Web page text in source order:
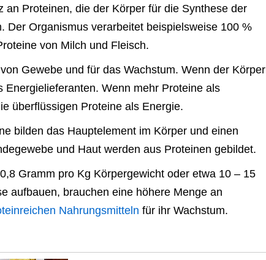
Proteinen, die der Körper für die Synthese der
Der Organismus verarbeitet beispielsweise 100 %
von Milch und Fleisch.
Gewebe und für das Wachstum. Wenn der Körper
Wenn mehr Proteine als
überflüssigen Proteine als Energie.
bilden das Hauptelement im Körper und einen
und Haut werden aus Proteinen gebildet.
Gramm pro Kg Körpergewicht oder etwa 10 – 15
aufbauen, brauchen eine höhere Menge an
Nahrungsmitteln für ihr Wachstum.